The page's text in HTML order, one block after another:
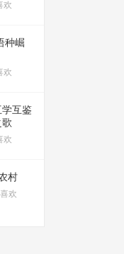
欢
种崛
欢
互鉴
欢
村
喜欢